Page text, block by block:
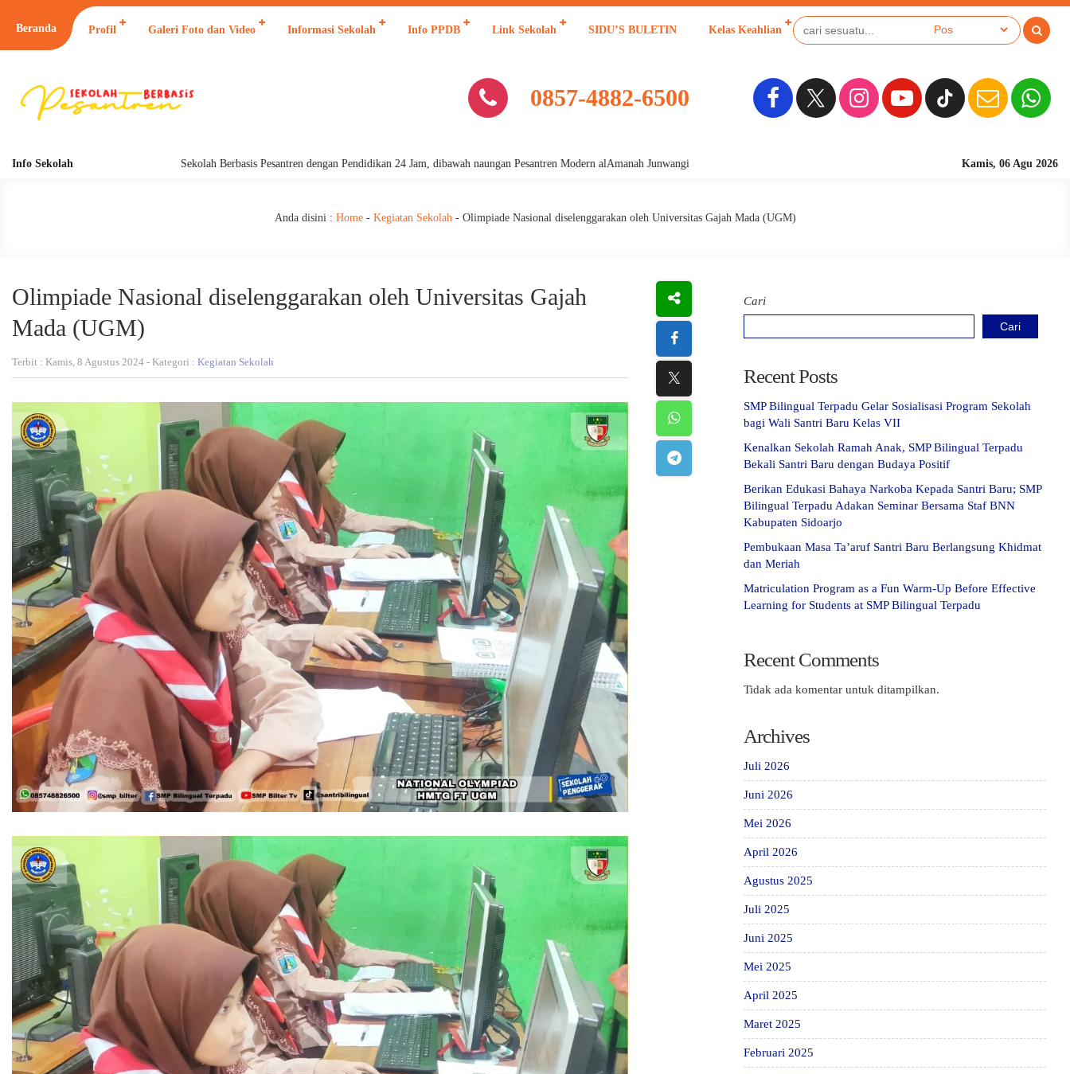
Beranda Profil Galeri Foto dan Video Informasi Sekolah Info PPDB Link Sekolah SIDU’S BULETIN Kelas Keahlian
0857-4882-6500
Info Sekolah Kamis, 06 Agu 2026
Sekolah Berbasis
Sekolah Berbasis Pesantren dengan Pendidikan 24 Jam, dibawah naungan Pesantren Modern alAmanah Junwangi
Anda disini : Home- Kegiatan Sekolah- Olimpiade Nasional diselenggarakan oleh Universitas Gajah Mada (UGM)
Olimpiade Nasional diselenggarakan oleh Universitas Gajah
Mada (UGM)
Terbit : Kamis, 8 Agustus 2024 - Kategori : Kegiatan Sekolah
Cari
Cari
Recent Posts
SMP Bilingual Terpadu Gelar Sosialisasi Program Sekolah
bagi Wali Santri Baru Kelas VII
Kenalkan Sekolah Ramah Anak, SMP Bilingual Terpadu
Bekali Santri Baru dengan Budaya Positif
Berikan Edukasi Bahaya Narkoba Kepada Santri Baru; SMP
Bilingual Terpadu Adakan Seminar Bersama Staf BNN
Kabupaten Sidoarjo
Pembukaan Masa Ta’aruf Santri Baru Berlangsung Khidmat
dan Meriah
Matriculation Program as a Fun Warm-Up Before Effective
Learning for Students at SMP Bilingual Terpadu
Recent Comments
Tidak ada komentar untuk ditampilkan.
Archives
Juli 2026
Juni 2026
Mei 2026
April 2026
Agustus 2025
Juli 2025
Juni 2025
Mei 2025
April 2025
Maret 2025
Februari 2025